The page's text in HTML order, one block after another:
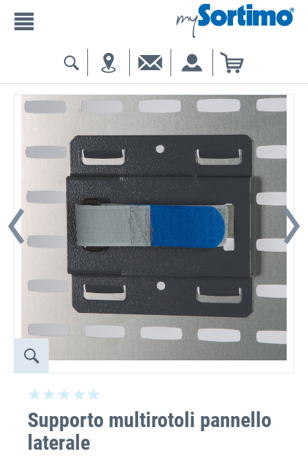
Supporto multirotoli pannello
laterale